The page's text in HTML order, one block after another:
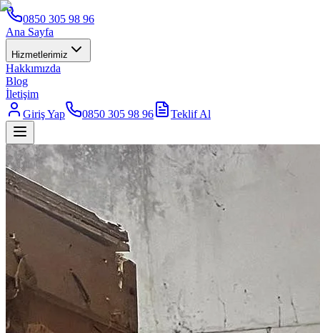
0850 305 98 96
Ana Sayfa
Hizmetlerimiz
Hakkımızda
Blog
İletişim
Giriş Yap
0850 305 98 96 Teklif Al